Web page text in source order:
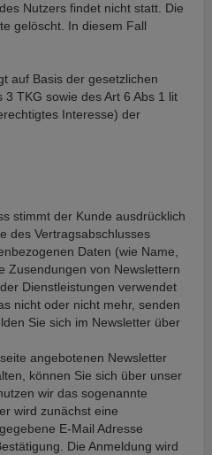
Nutzers findet nicht statt. Die
gelöscht. In diesem Fall
auf Basis der gesetzlichen
TKG sowie des Art 6 Abs 1 lit
Interesse) der
stimmt der Kunde ausdrücklich
des Vertragsabschlusses
Daten (wie Name,
Zusendungen von Newslettern
Dienstleistungen verwendet
nicht oder nicht mehr, senden
Sie sich im Newsletter über
angebotenen Newsletter
können Sie sich über unser
wir das sogenannte
wird zunächst eine
E-Mail Adresse
Die Anmeldung wird